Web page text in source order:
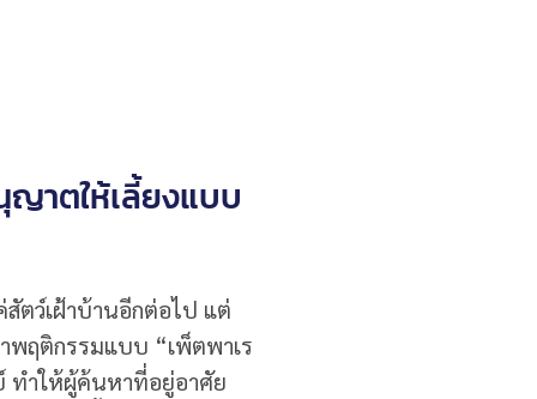
าตให้เลี้ยงแบบ
ตว์เฝ้าบ้านอีกต่อไป แต่
พฤติกรรมแบบ “เพ็ตพาเร
ทำให้ผู้ค้นหาที่อยู่อาศัย